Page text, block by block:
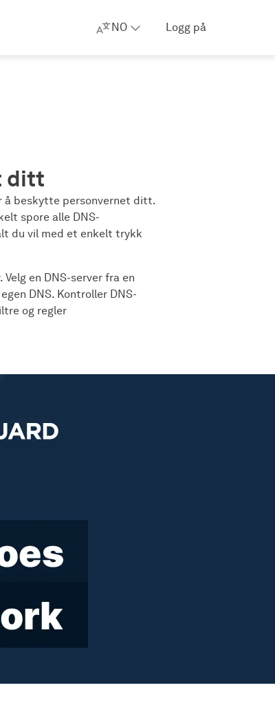
NO Logg på
ditt
å beskytte personvernet ditt.
spore alle DNS-
du vil med et enkelt trykk
en DNS-server fra en
DNS. Kontroller DNS-
og regler